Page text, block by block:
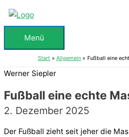
Zum
Inhalt
springenMenü
Menü
Start Allgemein Fußball eine
Werner Siepler
Fußball eine echte
2. Dezember 2025
Der Fußball zieht seit jeher die